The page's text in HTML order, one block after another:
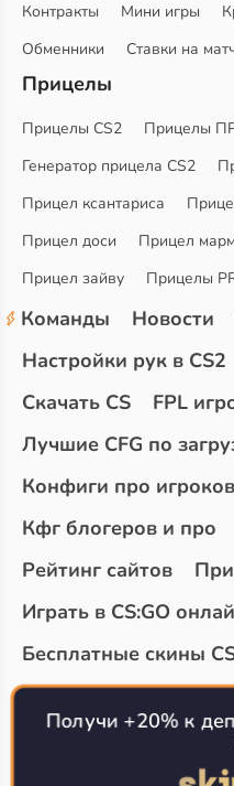
Контракты
Мини игры
Обменники
Ставки на
Прицелы
Прицелы CS2
Прицелы
Генератор прицела CS2
Прицел ксантариса
Прицел доси
Прицел
Прицел зайву
Прицелы
Команды Новости
Настройки рук в CS2
Скачать CS
FPL
Лучшие CFG по
Конфиги про игроков
Кфг блогеров и про
Рейтинг сайтов
Играть в CS:GO
Бесплатные скины
Топ сайтов с
Получи +20% к